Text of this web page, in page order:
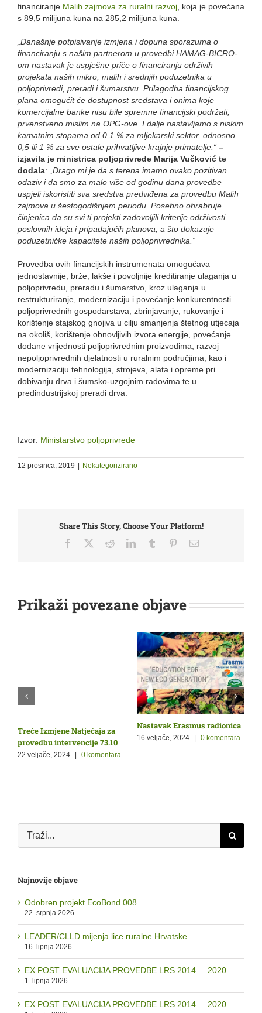
financiranje Malih zajmova za ruralni razvoj , koja je povećana
s 89,5 milijuna kuna na 285,2 milijuna kuna.
„Današnje potpisivanje izmjena i dopuna sporazuma o
financiranju s našim partnerom u provedbi HAMAG-BICRO-
om nastavak je uspješne priče o financiranju održivih
projekata naših mikro, malih i srednjih poduzetnika u
poljoprivredi, preradi i šumarstvu. Prilagodba financijskog
plana omogućit će dostupnost sredstava i onima koje
komercijalne banke nisu bile spremne financijski podržati,
prvenstveno mislim na OPG-ove. I dalje nastavljamo s niskim
kamatnim stopama od 0,1 % za mljekarski sektor, odnosno
0,5 ili 1 % za sve ostale prihvatljive krajnje primatelje.“ –
izjavila je ministrica poljoprivrede Marija Vučković te
dodala:
„Drago mi je da s terena imamo ovako pozitivan
odaziv i da smo za malo više od godinu dana provedbe
uspjeli iskoristiti sva sredstva predviđena za provedbu Malih
zajmova u šestogodišnjem periodu. Posebno ohrabruje
činjenica da su svi ti projekti zadovoljili kriterije održivosti
poslovnih ideja i pripadajućih planova, a što dokazuje
poduzetničke kapacitete naših poljoprivrednika.“
Provedba ovih financijskih instrumenata omogućava
jednostavnije, brže, lakše i povoljnije kreditiranje ulaganja u
poljoprivredu, preradu i šumarstvo, kroz ulaganja u
restrukturiranje, modernizaciju i povećanje konkurentnosti
poljoprivrednih gospodarstava, zbrinjavanje, rukovanje i
korištenje stajskog gnojiva u cilju smanjenja štetnog utjecaja
na okoliš, korištenje obnovljivih izvora energije, povećanje
dodane vrijednosti poljoprivrednim proizvodima, razvoj
nepoljoprivrednih djelatnosti u ruralnim područjima, kao i
modernizaciju tehnologija, strojeva, alata i opreme pri
dobivanju drva i šumsko-uzgojnim radovima te u
predindustrijskoj preradi drva.
Izvor: Ministarstvo poljoprivrede
12 prosinca, 2019 | Nekategorizirano
Share This Story, Choose Your Platform!
Facebook RedditLinkedInTumblr PinterestEmail:
Prikaži povezane objave
Treće Izmjene Natječaja za
provedbu intervencije 73.10
22 veljače, 2024 0 komentara
Nastavak Erasmus radionica
16 veljače, 2024 | 0 komentara
Traži...
Najnovije objave
Odobren projekt EcoBond 008
22. srpnja 2026.
LEADER/CLLD mijenja lice ruralne Hrvatske
16. lipnja 2026.
EX POST EVALUACIJA PROVEDBE LRS 2014. – 2020.
1. lipnja 2026.
EX POST EVALUACIJA PROVEDBE LRS 2014. – 2020.